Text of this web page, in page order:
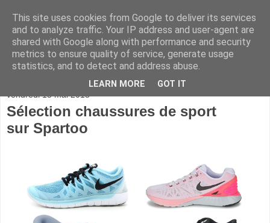
vendredi 15 mai 2015
Sélection chaussures de sport
sur Spartoo
This site uses cookies from Google to deliver its services
and to analyze traffic. Your IP address and user-agent are
shared with Google along with performance and security
metrics to ensure quality of service, generate usage
statistics, and to detect and address abuse.
LEARN MORE GOT IT